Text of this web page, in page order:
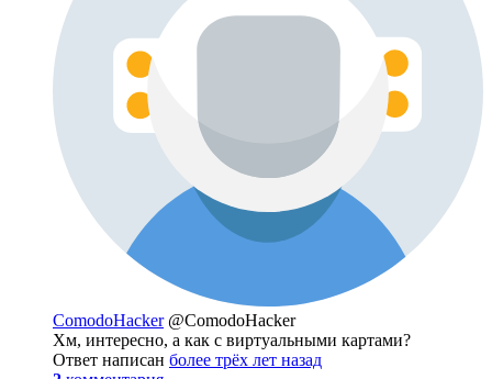
ComodoHacker @ComodoHacker
Хм, интересно, а как с виртуальными картами?
Ответ написан более трёх лет назад